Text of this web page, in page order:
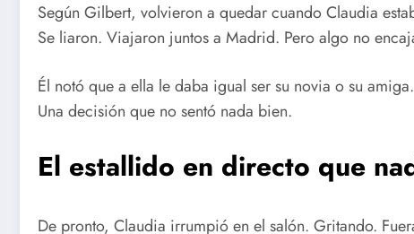
Según Gilbert, volvieron a quedar cuando Claudia
Se liaron. Viajaron juntos a Madrid. Pero algo no
Él notó que a ella le daba igual ser su novia o su
Una decisión que no sentó nada bien.
El estallido en directo que
De pronto, Claudia irrumpió en el salón. Gritando.